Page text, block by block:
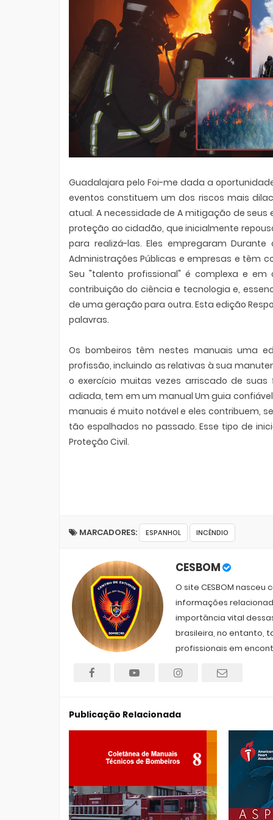
Guadalajara pelo Foi-me dada a
eventos constituem um dos riscos mais
atual. A necessidade de A mitigação de
proteção ao cidadão, que inicialmente
para realizá-las. Eles empregaram
Administrações Públicas e empresas e têm
Seu "talento profissional" é complexa e
contribuição do ciência e tecnologia e,
de uma geração para outra. Esta edição
palavras.
Os bombeiros têm nestes manuais uma
profissão, incluindo as relativas à sua
o exercício muitas vezes arriscado de
adiada, tem em um manual Um guia
manuais é muito notável e eles contribuem,
tão espalhados no passado. Esse tipo de
Proteção Civil.
MARCADORES: ESPANHOL INCÊNDIO
CESBOM
O site CESBOM
informações
importância vital
brasileira, no entanto,
profissionais em
Publicação Relacionada